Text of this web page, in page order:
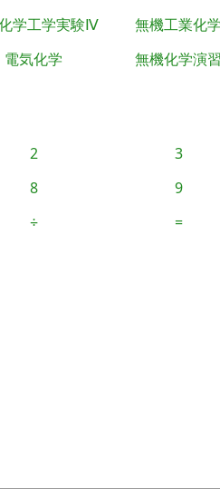
学工学実験Ⅳ 無機工業化学
電気化学 無機化学演習
2 3
8 9
÷ =